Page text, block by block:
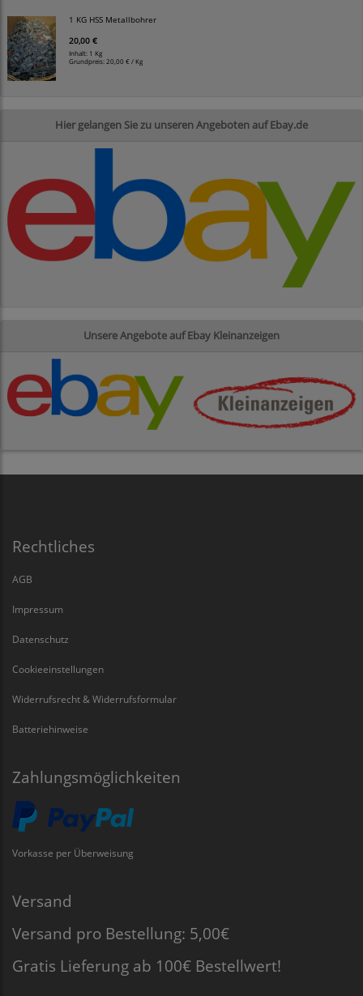
1 KG HSS Metallbohrer
20,00 €
Inhalt: 1 Kg
Grundpreis:20,00 € / Kg
Hier gelangen Sie zu unseren Angeboten auf Ebay.de
Unsere Angebote auf Ebay Kleinanzeigen
Rechtliches
AGB
Impressum
Datenschutz
Cookieeinstellungen
Widerrufsrecht & Widerrufsformular
Batteriehinweise
Zahlungsmöglichkeiten
Vorkasse per Überweisung
Versand
Versand pro Bestellung: 5,00€
Gratis Lieferung ab 100€ Bestellwert!